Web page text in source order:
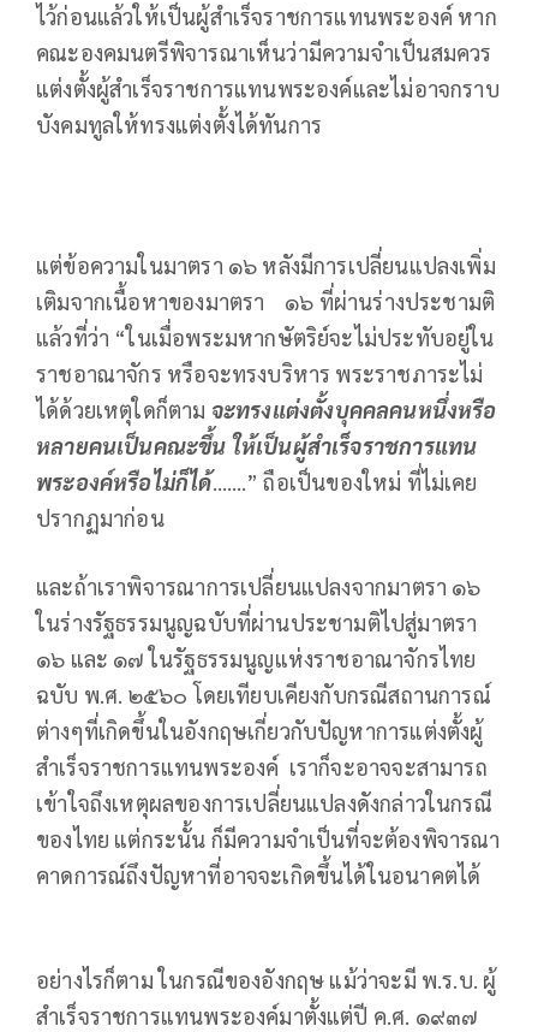
ไว้ก่อนแล้วให้เป็นผู้สําเร็จราชการแทนพระองค์ หาก
คณะองคมนตรีพิจารณาเห็นว่ามีความจําเป็นสมควร
แต่งตั้งผู้สําเร็จราชการแทนพระองค์และไม่อาจกราบ
บังคมทูลให้ทรงแต่งตั้งได้ทันการ
แต่ข้อความในมาตรา ๑๖ หลังมีการเปลี่ยนแปลงเพิ่ม
เติมจากเนื้อหาของมาตรา ๑๖ ที่ผ่านร่างประชามติ
แล้วที่ว่า “ในเมื่อพระมหากษัตริย์จะไม่ประทับอยู่ใน
ราชอาณาจักร หรือจะทรงบริหาร พระราชภาระไม่
ได้ด้วยเหตุใดก็ตาม จะทรงแต่งตั้งบุคคลคนหนึ่งหรือ
หลายคนเป็นคณะขึ้น ให้เป็นผู้สําเร็จราชการแทน
พระองค์หรือไม่ก็ได้…….” ถือเป็นของใหม่ ที่ไม่เคย
ปรากฏมาก่อน
และถ้าเราพิจารณาการเปลี่ยนแปลงจากมาตรา ๑๖
ในร่างรัฐธรรมนูญฉบับที่ผ่านประชามติไปสู่มาตรา
๑๖ และ ๑๗ ในรัฐธรรมนูญแห่งราชอาณาจักรไทย
ฉบับ พ.ศ. ๒๕๖๐ โดยเทียบเคียงกับกรณีสถานการณ์
ต่างๆที่เกิดขึ้นในอังกฤษเกี่ยวกับปัญหาการแต่งตั้งผู้
สำเร็จราชการแทนพระองค์ เราก็จะอาจจะสามารถ
เข้าใจถึงเหตุผลของการเปลี่ยนแปลงดังกล่าวในกรณี
ของไทย แต่กระนั้น ก็มีความจำเป็นที่จะต้องพิจารณา
คาดการณ์ถึงปัญหาที่อาจจะเกิดขึ้นได้ในอนาคตได้
อย่างไรก็ตาม ในกรณีของอังกฤษ แม้ว่าจะมี พ.ร.บ. ผู้
สำเร็จราชการแทนพระองค์มาตั้งแต่ปี ค.ศ. ๑๙๓๗